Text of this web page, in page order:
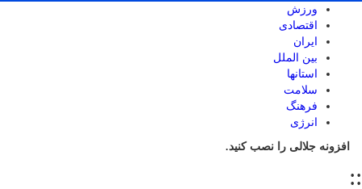
ورزش
اقتصادی
ایران
بین الملل
استانها
سلامت
فرهنگ
انرژی
افزونه جلالی را نصب کنید.
::